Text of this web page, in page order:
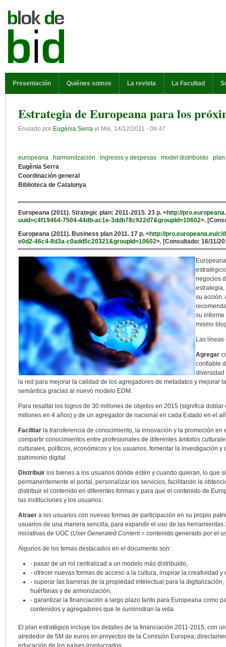
Presentación Quiénes somos La revista La Facultad
Estrategia de Europeana para los
Enviado por Eugènia Serra el Mié, 14/12/2011 - 09:47
europeana harmonitzación ingresos y despesas model distribuido
plan
Eugènia Serra
Coordinación general
Biblioteca de Catalunya
Europeana (2011). Strategic plan: 2011-2015. 23 p. <http://
uuid=c4f19464-7504-44db-ac1e-3ddb78c922d7&groupId=10602>.
Europeana (2011). Business plan 2011. 17 p. <http://pro.europeana.eu/
e0d2-46c4-8d3a-c0add5c20321&groupId=10602>. [Consultado: 16/11/
negocios
su acción.
su informe
mismo
Las
Agregar
confiable
diversidad
la red para mejorar la calidad de los agregadores de metadatos y mejorar
semántica gracias al nuevo modelo EDM.
Para resaltar los logros de 30 millones de objetos en 2015 (significa
millones en 4 años) y de un agregador de nacional en cada Estado en el
Facilitar la transferencia de conocimiento, la innovación y la promoción
compartir conocimientos entre profesionales de diferentes ámbitos
culturales, políticos, económicos y los usuarios, fomentar la investigación
patrimonio digital.
Distribuir los bienes a los usuarios dónde estén y cuando quieran, lo que
permanentemente el portal, personalizar los servicios, facilitando la
distribuir el contenido en diferentes formas y para que el contenido de
las instituciones y los usuarios.
Atraer a los usuarios con nuevas formas de participación en su propio
usuarios de una manera sencilla, para expandir el uso de las
iniciativas de UGC (User Generated Content= contenido generado por el
Algunos de los temas destacados en el documento son:
- pasar de un rol centralizad a un modelo más distribuido,
- ofrecer nuevas formas de acceso a la cultura, inspirar la creatividad
- superar las barreras de la propiedad intelectual para la
huérfanas y de armonización,
- garantizar la financiación a largo plazo tanto para Europeana como
contenidos y agregadores que le suministran la vida.
El plan estratégico incluye los detalles de la financiación 2011-2015, con
alrededor de 5M de euros en proyectos de la Comisión Europea,
educación de los países involucrados.